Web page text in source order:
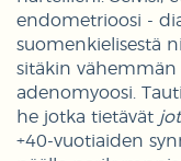
endometrioosi -
suomenkielisestä
sitäkin
adenomyoosi.
he jotka tietävät
+40-vuotiaiden